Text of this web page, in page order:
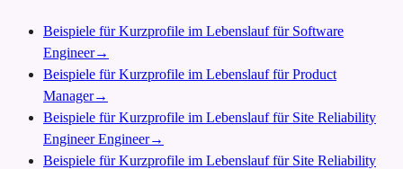
Beispiele für Kurzprofile im Lebenslauf für Software
Engineer→
Beispiele für Kurzprofile im Lebenslauf für Product
Manager→
Beispiele für Kurzprofile im Lebenslauf für Site Reliability
Engineer Engineer→
Beispiele für Kurzprofile im Lebenslauf für Site Reliability